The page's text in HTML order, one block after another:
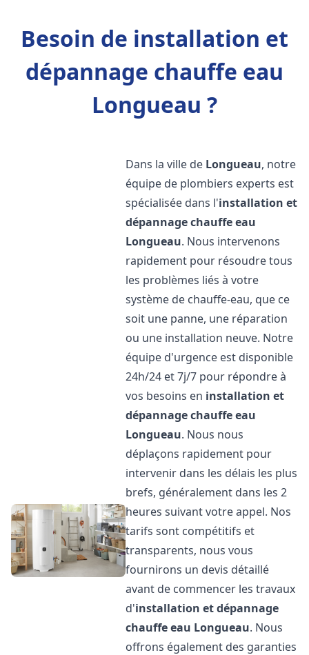
Besoin de installation et
dépannage chauffe eau
Longueau ?
Dans la ville de Longueau, notre
équipe de plombiers experts est
spécialisée dans l'installation et
dépannage chauffe eau
Longueau. Nous intervenons
rapidement pour résoudre tous
les problèmes liés à votre
système de chauffe-eau, que ce
soit une panne, une réparation
ou une installation neuve. Notre
équipe d'urgence est disponible
24h/24 et 7j/7 pour répondre à
vos besoins en installation et
dépannage chauffe eau
Longueau. Nous nous
déplaçons rapidement pour
intervenir dans les délais les plus
brefs, généralement dans les 2
heures suivant votre appel. Nos
tarifs sont compétitifs et
transparents, nous vous
fournirons un devis détaillé
avant de commencer les travaux
d'installation et dépannage
chauffe eau Longueau. Nous
offrons également des garanties